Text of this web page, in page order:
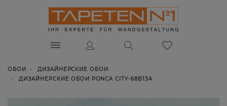
ОБОИ
ДИЗАЙНЕРСКИЕ ОБОИ
ДИЗАЙНЕРСКИЕ ОБОИ PONCA CITY-68B13A